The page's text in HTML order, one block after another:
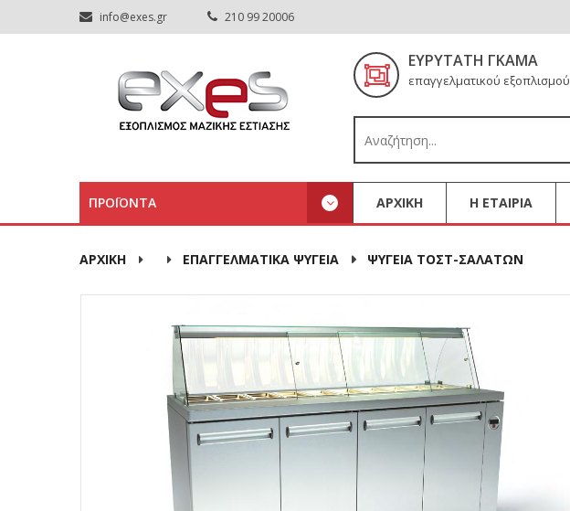
info@exes.gr 210 99 20006
ΕΥΡΎΤΑΤΗ ΓΚΆΜΑ
επαγγελματικού εξοπλισμού
ΠΡΟΪΟΝΤΑ ΑΡΧΙΚΗ Η ΕΤΑΙΡΙΑ
ΑΡΧΙΚΉ ΕΠΑΓΓΕΛΜΑΤΙΚΑ ΨΥΓΕΙΑ ΨΥΓΕΙΑ ΤΟΣΤ-ΣΑΛΑΤΩΝ